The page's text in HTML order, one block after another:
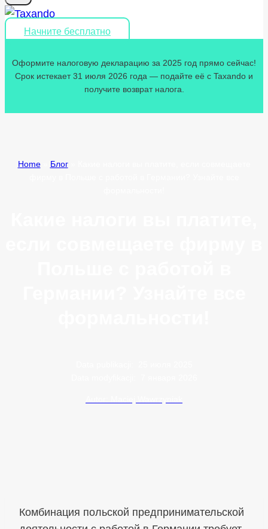
Начните бесплатно
Оформите налоговую декларацию за 2025 год прямо сейчас!
Срок истекает 31 июля 2026 года — подайте её с Taxando и
получите возврат налога.
Home» Блог»
Комбинация польской предпринимательской